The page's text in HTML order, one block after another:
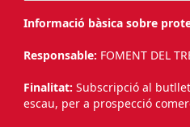
Informació bàsica sobre
Responsable: FOMENT DEL
Finalitat: Subscripció al
escau, per a prospecció